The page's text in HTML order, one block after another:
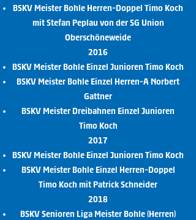
BSKV Meister Bohle Herren-Doppel Timo Koch
mit Stefan Peplau von der SG Union
Oberschöneweide
2016
BSKV Meister Bohle Einzel Junioren Timo Koch
BSKV Meister Bohle Einzel Herren-A Norbert
Gattner
BSKV Meister Dreibahnen Einzel Junioren
Timo Koch
2017
BSKV Meister Bohle Einzel Junioren Timo Koch
BSKV Meister Bohle Einzel Herren-Doppel
Timo Koch mit Patrick Schneider
2018
BSKV Senioren Liga Meister Bohle (Herren)